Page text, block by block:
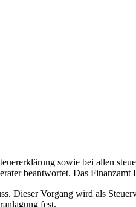
sowie bei allen
beantwortet. Das Finanzamt
Dieser Vorgang wird als
fest.